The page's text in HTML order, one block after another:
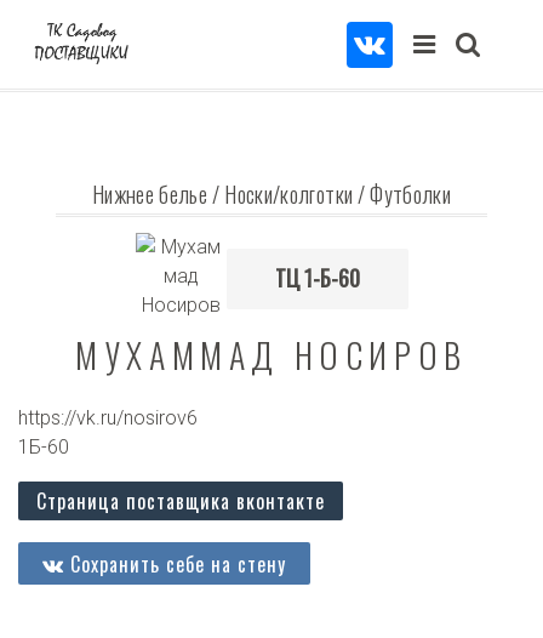
Нижнее белье/Носки/колготки/Футболки
ТЦ 1-Б-60
МУХАММАД НОСИРОВ
https://vk.ru/nosirov6
1Б-60
Страница поставщика вконтакте
Сохранить себе на стену